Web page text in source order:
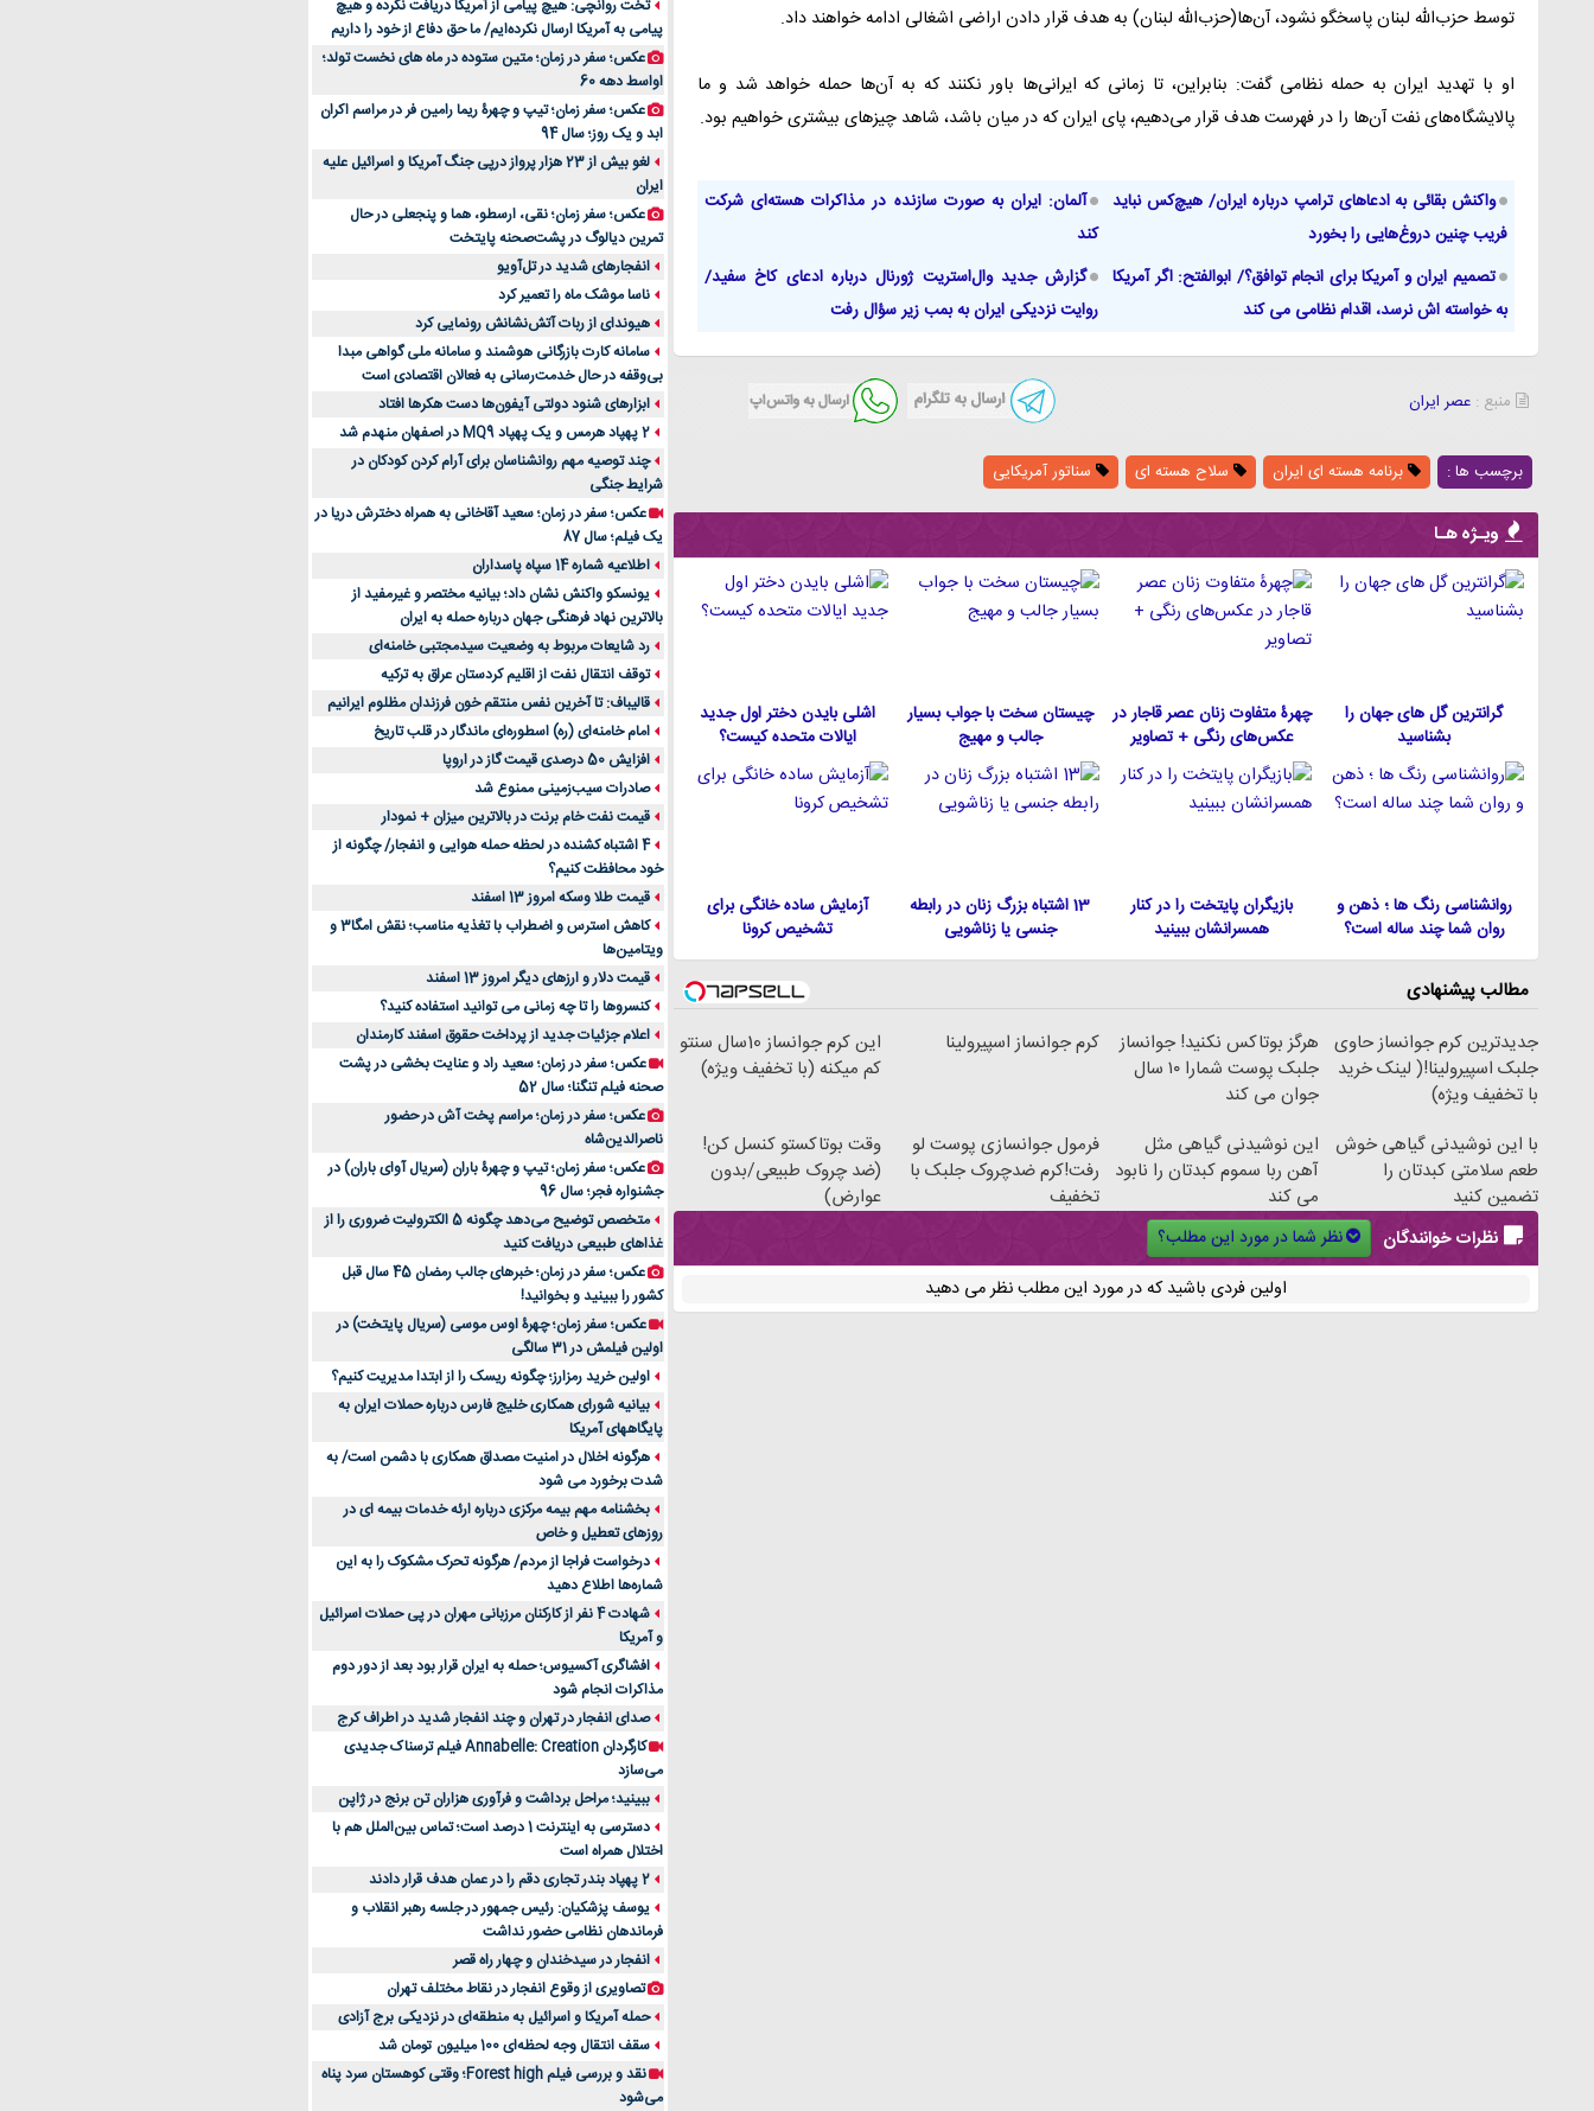
توسط حزب‌الله لبنان پاسخگو نشود، آن‌ها(حزب‌الله لبنان) به هدف قرار دادن اراضی اشغالی ادامه خواهند داد.
او با تهدید ایران به حمله نظامی گفت: بنابراین، تا زمانی که ایرانی‌ها باور نکنند که به آن‌ها حمله خواهد شد و ما
پالایشگاه‌های نفت آن‌ها را در فهرست هدف قرار می‌دهیم، پای ایران که در میان باشد، شاهد چیزهای بیشتری خواهیم بود.
واکنش بقائی به ادعاهای ترامپ درباره ایران/ هیچ‌کس نباید
فریب چنین دروغ‌هایی را بخورد
آلمان: ایران به صورت سازنده در مذاکرات هسته‌ای شرکت
کند
تصمیم ایران و آمریکا برای انجام توافق؟/ ابوالفتح: اگر آمریکا
به خواسته اش نرسد، اقدام نظامی می کند
گزارش جدید وال‌استریت ژورنال درباره ادعای کاخ سفید/
روایت نزدیکی ایران به بمب زیر سؤال رفت
منبع : عصر ایران
برچسب ها : برنامه هسته ای ایران سلاح هسته ای سناتور آمریکایی
ویـژه هـا
گرانترین گل های جهان را
بشناسید
چهرۀ متفاوت زنان عصر قاجار در
عکس‌های رنگی + تصاویر
چیستان سخت با جواب بسیار
جالب و مهیج
اشلی بایدن دختر اول جدید
ایالات متحده كيست؟
روانشناسی رنگ ها ؛ ذهن و
روان شما چند ساله است؟
بازیگران پایتخت را در کنار
همسرانشان ببینید
13 اشتباه بزرگ زنان در رابطه
جنسی یا زناشویی
آزمایش ساده خانگی برای
تشخیص کرونا
مطالب پیشنهادی
جدیدترین کرم جوانساز حاوی
جلبک اسپیرولینا!( لینک خرید
با تخفیف ویژه)
هرگز بوتاکس نکنید! جوانساز
جلبک پوست شمارا ۱۰ سال
جوان می کند
کرم جوانساز اسپیرولینا
این کرم جوانساز 10سال سنتو
کم میکنه (با تخفیف ویژه)
با این نوشیدنی گیاهی خوش
طعم سلامتی کبدتان را
تضمین کنید
این نوشیدنی گیاهی مثل
آهن ربا سموم کبدتان را نابود
می کند
فرمول جوانسازی پوست لو
رفت!کرم ضدچروک جلبک با
تخفیف
وقت بوتاکستو کنسل کن!
(ضد چروک طبیعی/بدون
عوارض)
نظرات خوانندگان
نظر شما در مورد این مطلب؟
اولین فردی باشید که در مورد این مطلب نظر می دهید
راهنمای جامع بهترین کفش ورزشی برای دویدن و استفاده
روزمره | بررسی ۱۲ مدل برتر
تخت روانچی: هیچ پیامی از آمریکا دریافت نکرده و هیچ
پیامی به آمریکا ارسال نکرده‌ایم/ ما حق دفاع از خود را داریم
عکس؛ سفر در زمان؛ متین ستوده در ماه های نخست تولد؛
اواسط دهه 60
عکس؛ سفر زمان؛ تیپ و چهرۀ ریما رامین فر در مراسم اکران
ابد و یک روز؛ سال 94
لغو بیش از 23 هزار پرواز درپی جنگ آمریکا و اسرائیل علیه
ایران
عکس؛ سفر زمان؛ نقی، ارسطو، هما و پنجعلی در حال
تمرین دیالوگ در پشت‌صحنه پایتخت
انفجارهای شدید در تل‌آویو
ناسا موشک ماه را تعمیر کرد
هیوندای از ربات آتش‌نشانش رونمایی کرد
سامانه کارت بازرگانی هوشمند و سامانه ملی گواهی مبدا
بی‌وقفه در حال خدمت‌رسانی به فعالان اقتصادی است
ابزارهای شنود دولتی آیفون‌ها دست هکرها افتاد
2 پهپاد هرمس و یک پهپاد MQ9 در اصفهان منهدم شد
چند توصیه مهم روانشناسان برای آرام کردن کودکان در
شرایط جنگی
عکس؛ سفر در زمان؛ سعید آقاخانی به همراه دخترش دریا در
یک فیلم؛ سال 87
اطلاعیه شماره 14 سپاه پاسداران
یونسکو واکنش نشان داد؛ بیانیه مختصر و غیرمفید از
بالاترین نهاد فرهنگی جهان درباره حمله به ایران
رد شایعات مربوط به وضعیت سیدمجتبی خامنه‌ای
توقف انتقال نفت از اقلیم کردستان عراق به ترکیه
قالیباف: تا آخرین نفس منتقم خون فرزندان مظلوم ایرانیم
امام خامنه‌ای (ره) اسطوره‌ای ماندگار در قلب تاریخ
افزایش 50 درصدی قیمت گاز در اروپا
صادرات سیب‌زمینی ممنوع شد
قیمت نفت خام برنت در بالاترین میزان + نمودار
4 اشتباه کشنده در لحظه حمله هوایی و انفجار/ چگونه از
خود محافظت کنیم؟
قیمت طلا وسکه امروز 13 اسفند
کاهش استرس و اضطراب با تغذیه مناسب؛ نقش امگا3 و
ویتامین‌ها
قیمت دلار و ارزهای دیگر امروز 13 اسفند
کنسروها را تا چه زمانی می توانید استفاده کنید؟
اعلام جزئیات جدید از پرداخت حقوق اسفند کارمندان
عکس؛ سفر در زمان؛ سعید راد و عنایت بخشی در پشت
صحنه فیلم تنگنا؛ سال 52
عکس؛ سفر در زمان؛ مراسم پخت آش در حضور
ناصرالدین‌شاه
عکس؛ سفر زمان؛ تیپ و چهرۀ باران (سریال آوای باران) در
جشنواره فجر؛ سال 96
متخصص توضیح می‌دهد چگونه 5 الکترولیت ضروری را از
غذاهای طبیعی دریافت کنید
عکس؛ سفر در زمان؛ خبرهای جالب رمضان 45 سال قبل
کشور را ببینید و بخوانید!
عکس؛ سفر زمان؛ چهرۀ اوس موسی (سریال پایتخت) در
اولین فیلمش در 31 سالگی
اولین خرید رمزارز؛ چگونه ریسک را از ابتدا مدیریت کنیم؟
بیانیه شورای همکاری خلیج فارس درباره حملات ایران به
پایگاههای آمریکا
هرگونه اخلال در امنیت مصداق همکاری با دشمن است/ به
شدت برخورد می شود
بخشنامه مهم بیمه مرکزی درباره ارئه خدمات بیمه ای در
روزهای تعطیل و خاص
درخواست فراجا از مردم/ هرگونه تحرک مشکوک را به این
شماره‌ها اطلاع دهید
شهادت 4 نفر از کارکنان مرزبانی مهران در پی حملات اسرائیل
و آمریکا
افشاگری آکسیوس؛ حمله به ایران قرار بود بعد از دور دوم
مذاکرات انجام شود
صدای انفجار در تهران و چند انفجار شدید در اطراف کرج
کارگردان Annabelle: Creation فیلم ترسناک جدیدی
می‌سازد
ببینید؛ مراحل برداشت و فرآوری هزاران تن برنج در ژاپن
دسترسی به اینترنت 1 درصد است؛ تماس بین‌الملل هم با
اختلال همراه است
2 پهپاد بندر تجاری دقم را در عمان هدف قرار دادند
یوسف پزشکیان: رئیس جمهور در جلسه رهبر انقلاب و
فرماندهان نظامی حضور نداشت
انفجار در سیدخندان و چهار راه قصر
تصاویری از وقوع انفجار در نقاط مختلف تهران
حمله آمریکا و اسرائیل به منطقه‌ای در نزدیکی برج آزادی
سقف انتقال وجه لحظه‌ای 100 میلیون تومان شد
نقد و بررسی فیلم Forest high؛ وقتی کوهستان سرد پناه
می‌شود